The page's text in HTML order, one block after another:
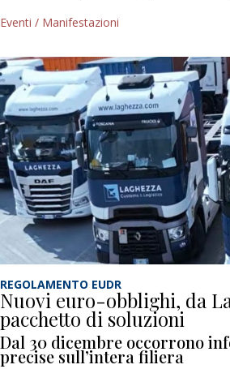
Eventi / Manifestazioni
REGOLAMENTO EUDR
Nuovi euro-obblighi, da
pacchetto di soluzioni
Dal 30 dicembre occorrono
precise sull’intera filiera